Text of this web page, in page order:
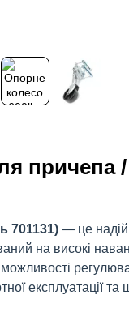
причепа
701131) — це
на високі
можливості
експлуатації